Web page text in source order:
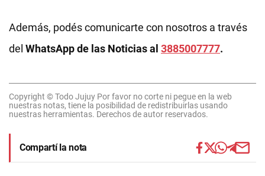
Además, podés comunicarte con nosotros a través
del WhatsApp de las Noticias al 3885007777.
Copyright © Todo Jujuy Por favor no corte ni pegue en la web
nuestras notas, tiene la posibilidad de redistribuirlas usando
nuestras herramientas. Derechos de autor reservados.
Compartí la nota